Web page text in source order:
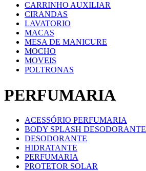
CARRINHO AUXILIAR
CIRANDAS
LAVATORIO
MACAS
MESA DE MANICURE
MOCHO
MOVEIS
POLTRONAS
PERFUMARIA
ACESSÓRIO PERFUMARIA
BODY SPLASH DESODORANTE
DESODORANTE
HIDRATANTE
PERFUMARIA
PROTETOR SOLAR